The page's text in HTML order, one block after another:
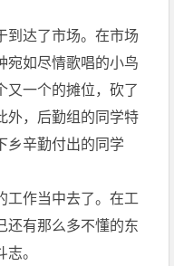
到达了市场。在市场
宛如尽情歌唱的小鸟
又一个的摊位，砍了
外，后勤组的同学特
乡辛勤付出的同学
工作当中去了。在工
还有那么多不懂的东
。